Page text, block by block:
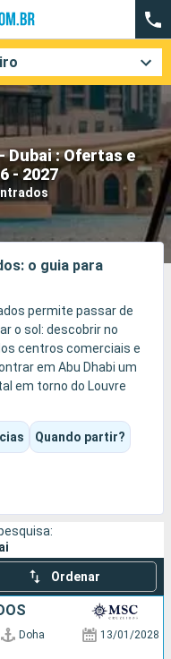
Dubai : Ofertas e
- 2027
Companhias
o guia para
permite passar de
o sol: descobrir no
centros comerciais e
em Abu Dhabi um
em torno do Louvre
Zayed; e prolongar a
Bani Yas e escalas
Khasab.
uma
momentos à beira-
como
e envolvente.
Quando partir?
Ordenar
Doha 13/01/2028